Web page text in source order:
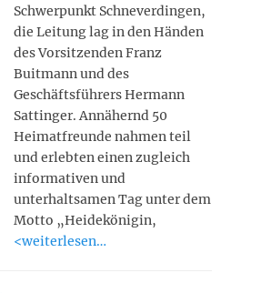
Schwerpunkt Schneverdingen,
die Leitung lag in den Händen
des Vorsitzenden Franz
Buitmann und des
Geschäftsführers Hermann
Sattinger. Annähernd 50
Heimatfreunde nahmen teil
und erlebten einen zugleich
informativen und
unterhaltsamen Tag unter dem
Motto „Heidekönigin,
<weiterlesen…